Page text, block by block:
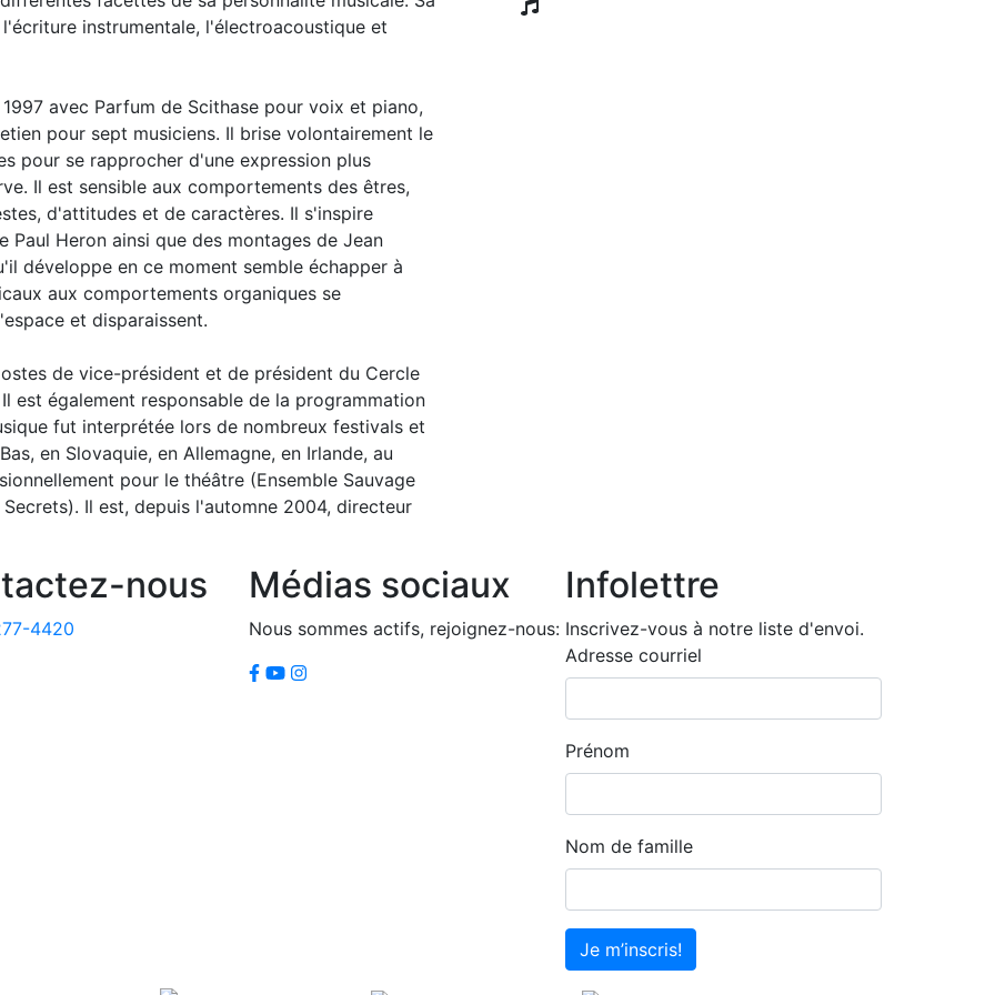
instrumentale, l'électroacoustique et
avec Parfum de Scithase pour voix et piano,
pour sept musiciens. Il brise volontairement le
pour se rapprocher d'une expression plus
Il est sensible aux comportements des êtres,
d'attitudes et de caractères. Il s'inspire
Heron ainsi que des montages de Jean
développe en ce moment semble échapper à
aux comportements organiques se
et disparaissent.
de vice-président et de président du Cercle
est également responsable de la programmation
fut interprétée lors de nombreux festivals et
en Slovaquie, en Allemagne, en Irlande, au
pour le théâtre (Ensemble Sauvage
Il est, depuis l'automne 2004, directeur
nous
4420
Médias sociaux
Nous sommes actifs, rejoignez-nous:
Infolettre
Inscrivez-vous à notre liste d'envoi.
Adresse courriel
Prénom
Nom de famille
Je m’inscris!